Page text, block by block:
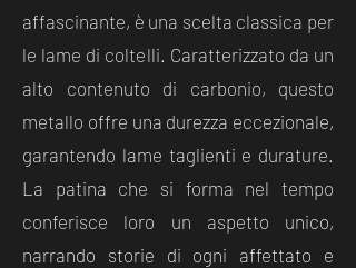
affascinante, è una scelta classica per
le lame di coltelli. Caratterizzato da un
alto contenuto di carbonio, questo
metallo offre una durezza eccezionale,
garantendo lame taglienti e durature.
La patina che si forma nel tempo
conferisce loro un aspetto unico,
narrando storie di ogni affettato e